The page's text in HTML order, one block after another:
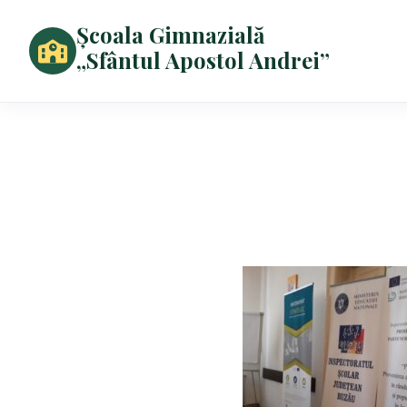
Școala Gimnazială
„Sfântul Apostol Andrei”